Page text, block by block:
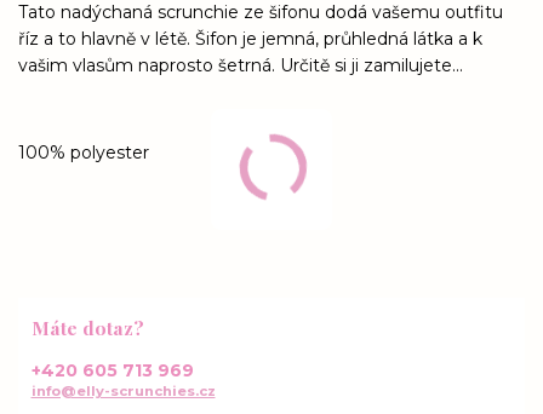
Tato nadýchaná scrunchie ze šifonu dodá vašemu outfitu
říz a to hlavně v létě. Šifon je jemná, průhledná látka a k
vašim vlasům naprosto šetrná. Určitě si ji zamilujete...
100% polyester
Máte dotaz?
+420 605 713 969
info@elly-scrunchies.cz